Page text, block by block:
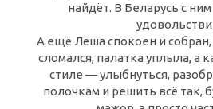
найдёт. В Беларусь с
А ещё Лёша спокоен и собран,
сломался, палатка уплыла, а
стиле — улыбнуться,
полочкам и решить всё так,